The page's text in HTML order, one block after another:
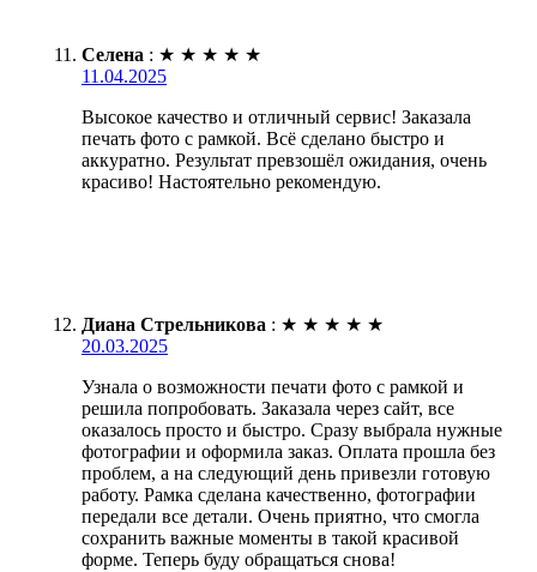
Селена : ★ ★ ★ ★ ★
11.04.2025
Высокое качество и отличный сервис! Заказала
печать фото с рамкой. Всё сделано быстро и
аккуратно. Результат превзошёл ожидания, очень
красиво! Настоятельно рекомендую.
Диана Стрельникова : ★ ★ ★ ★ ★
20.03.2025
Узнала о возможности печати фото с рамкой и
решила попробовать. Заказала через сайт, все
оказалось просто и быстро. Сразу выбрала нужные
фотографии и оформила заказ. Оплата прошла без
проблем, а на следующий день привезли готовую
работу. Рамка сделана качественно, фотографии
передали все детали. Очень приятно, что смогла
сохранить важные моменты в такой красивой
форме. Теперь буду обращаться снова!